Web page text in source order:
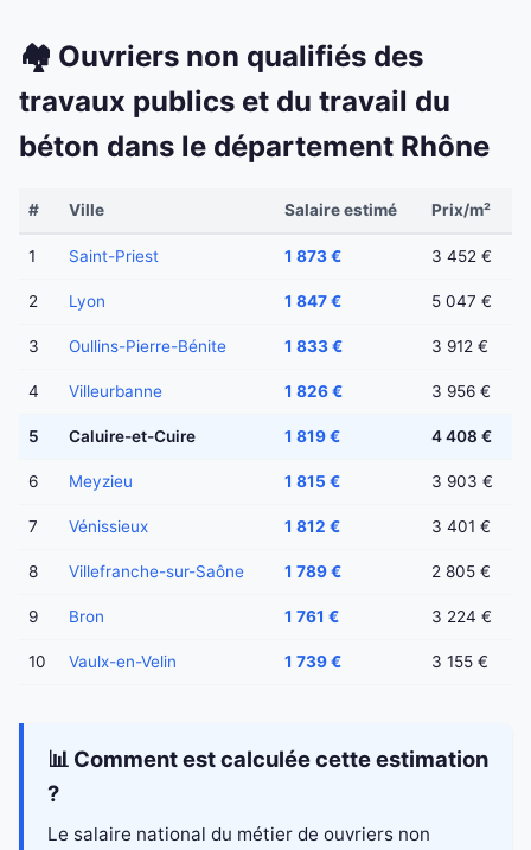
🏘️ Ouvriers non qualifiés des
travaux publics et du travail du
béton dans le département Rhône
# Ville Salaire estimé Prix/m²
1 Saint-Priest 1 873 € 3 452 €
2 Lyon 1 847 € 5 047 €
3 Oullins-Pierre-Bénite 1 833 € 3 912 €
4 Villeurbanne 1 826 € 3 956 €
5 Caluire-et-Cuire 1 819 € 4 408 €
6 Meyzieu 1 815 € 3 903 €
7 Vénissieux 1 812 € 3 401 €
8 Villefranche-sur-Saône 1 789 € 2 805 €
9 Bron 1 761 € 3 224 €
10 Vaulx-en-Velin 1 739 € 3 155 €
📊 Comment est calculée cette estimation
?
Le salaire national du métier de ouvriers non